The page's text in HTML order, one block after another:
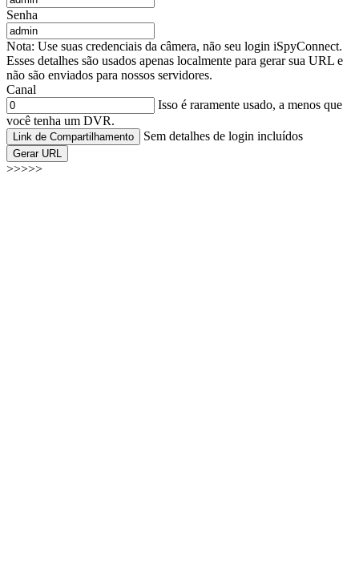
Senha
Nota: Use suas credenciais da câmera, não seu login iSpyConnect.
Esses detalhes são usados apenas localmente para gerar sua URL e
não são enviados para nossos servidores.
Canal
Isso é raramente usado, a menos que
você tenha um DVR.
Link de Compartilhamento Sem detalhes de login incluídos
Gerar URL
>>>>>